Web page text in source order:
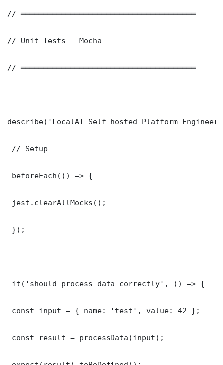
// ═══════════════════════════════════════
// Unit Tests — Mocha
// ═══════════════════════════════════════
describe('LocalAI Self-hosted Platform
// Setup
beforeEach(() => {
jest.clearAllMocks();
});
it('should process data correctly', () => {
const input = { name: 'test', value: 42 };
const result = processData(input);